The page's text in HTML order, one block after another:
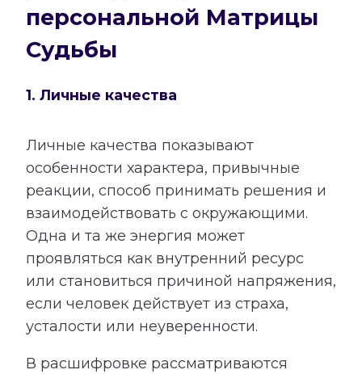
персональной Матрицы
Судьбы
1. Личные качества
Личные качества показывают
особенности характера, привычные
реакции, способ принимать решения и
взаимодействовать с окружающими.
Одна и та же энергия может
проявляться как внутренний ресурс
или становиться причиной напряжения,
если человек действует из страха,
усталости или неуверенности.
В расшифровке рассматриваются